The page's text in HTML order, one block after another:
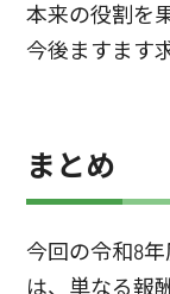
本来の役割を
今後ますます
まとめ
今回の令和8
は、単なる報